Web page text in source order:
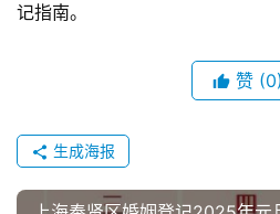
记指南。
赞 (0)
生成海报